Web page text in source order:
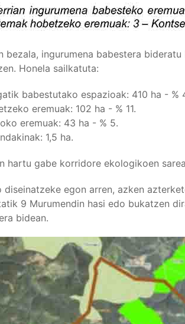
bezala, ingurumena babestera
Honela sailkatuta:
babestutako espazioak: 410 ha - %
eremuak: 102 ha - % 11.
eremuak: 43 ha - % 5.
1,5 ha.
hartu gabe korridore ekologikoen
diseinatzeke egon arren, azken
9 Murumendin hasi edo bukatzen
bidean.